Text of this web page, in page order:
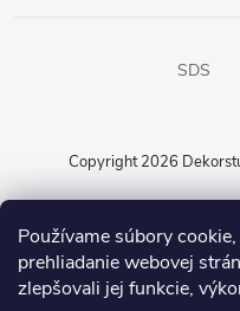
Používame súbory
prehliadanie webovej
zlepšovali jej funkcie,
SDS
Copyright 2026